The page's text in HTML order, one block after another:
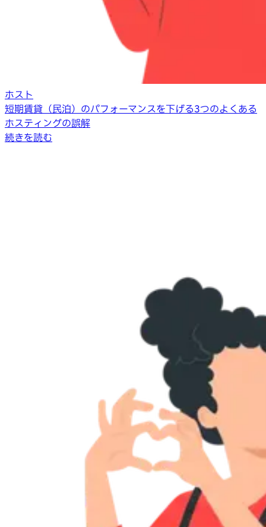
ホスト
短期賃貸（民泊）のパフォーマンスを下げる3つのよくある
ホスティングの誤解
続きを読む